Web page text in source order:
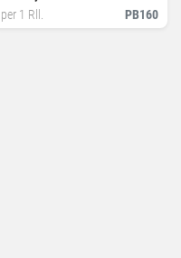
PB160
per 1 Rll.